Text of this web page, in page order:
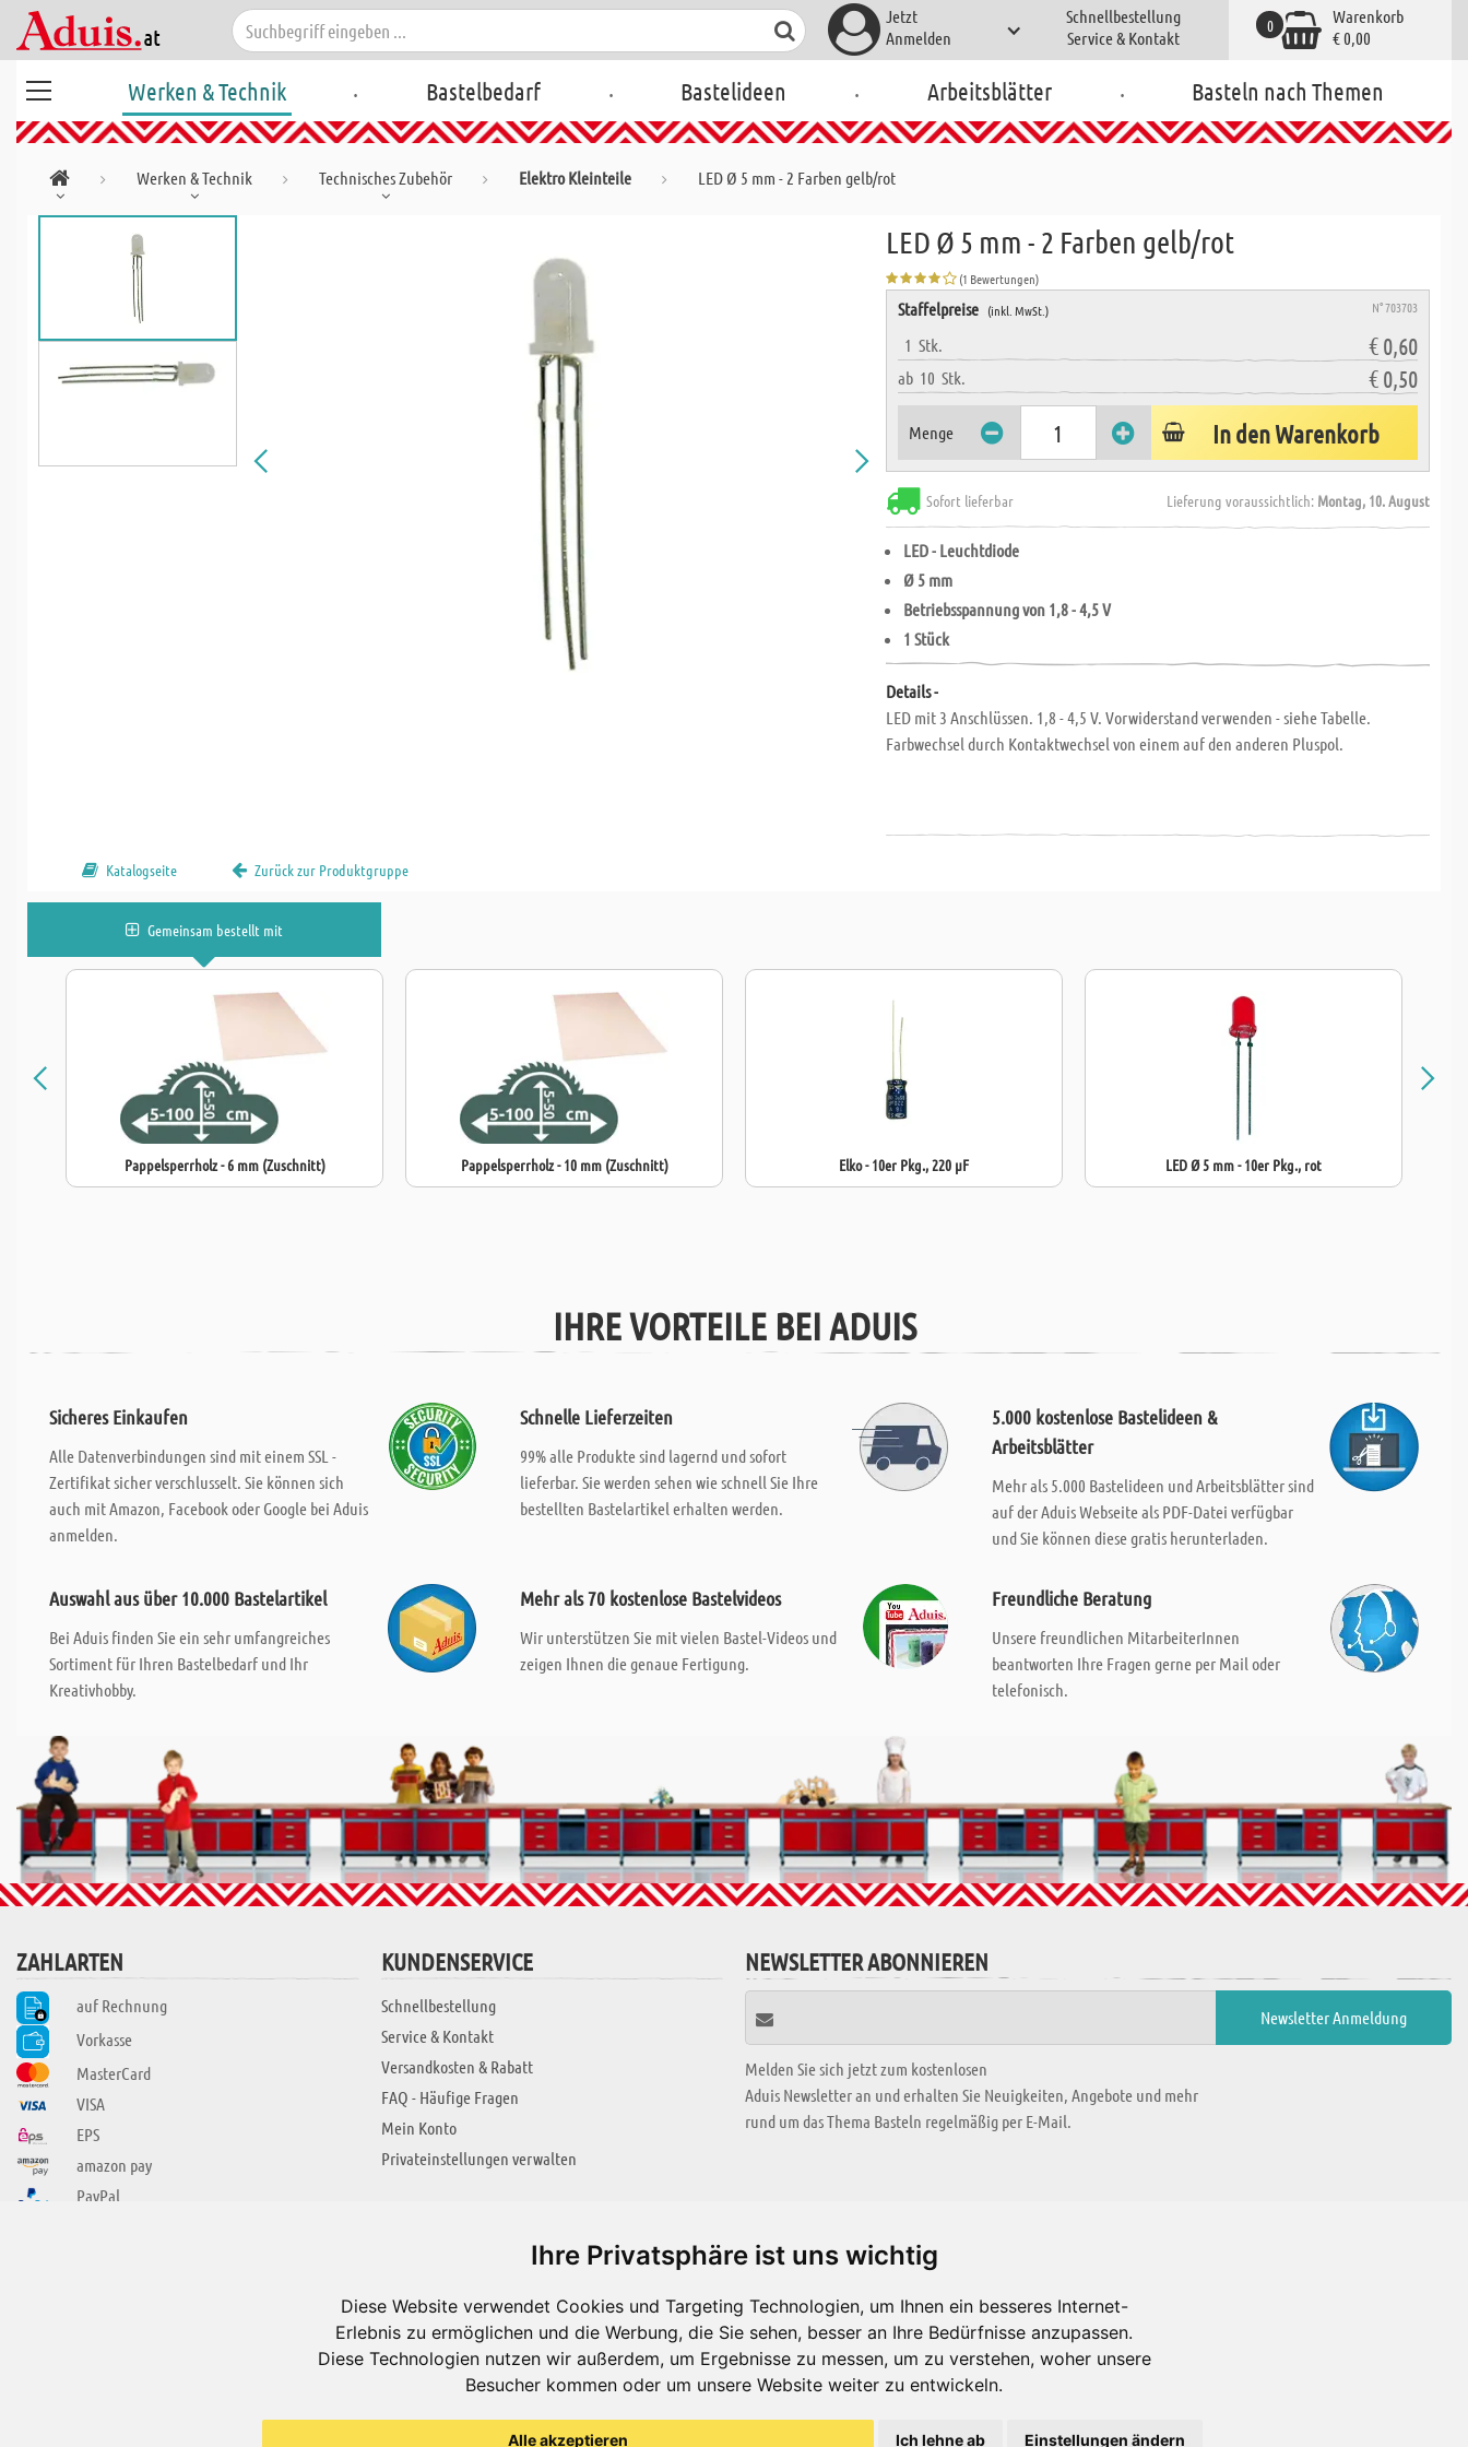
Ihre Privatsphäre ist uns wichtig
Diese Website verwendet Cookies und Targeting Technologien, um Ihnen ein besseres Internet-
Erlebnis zu ermöglichen und die Werbung, die Sie sehen, besser an Ihre Bedürfnisse anzupassen.
Diese Technologien nutzen wir außerdem, um Ergebnisse zu messen, um zu verstehen, woher unsere
Besucher kommen oder um unsere Website weiter zu entwickeln.
Alle akzeptieren Ich lehne ab Einstellungen ändern
Jetzt
Anmelden
Schnellbestellung
Service & Kontakt
Warenkorb
€ 0,00
0
Werken & Technik . Bastelbedarf . Bastelideen . Arbeitsblätter . Basteln nach Themen
Werken & Technik Technisches Zubehör Elektro Kleinteile LED Ø 5 mm - 2 Farben gelb/rot
LED Ø 5 mm - 2 Farben gelb/rot
(1 Bewertungen)
Staffelpreise (inkl. MwSt.) N° 703703
1Stk. € 0,60
ab 10Stk. € 0,50
Menge In den Warenkorb
Sofort lieferbar Lieferung voraussichtlich: Montag, 10. August
LED - Leuchtdiode
Ø 5 mm
Betriebsspannung von 1,8 - 4,5 V
1 Stück
Details -
LED mit 3 Anschlüssen. 1,8 - 4,5 V. Vorwiderstand verwenden - siehe Tabelle.
Farbwechsel durch Kontaktwechsel von einem auf den anderen Pluspol.
Katalogseite Zurück zur Produktgruppe
Gemeinsam bestellt mit
Pappelsperrholz - 6 mm (Zuschnitt) Pappelsperrholz - 10 mm (Zuschnitt) Elko - 10er Pkg., 220 µF LED Ø 5 mm - 10er Pkg., rot
IHRE VORTEILE BEI ADUIS
Sicheres Einkaufen
Alle Datenverbindungen sind mit einem SSL -
Zertifikat sicher verschlusselt. Sie können sich
auch mit Amazon, Facebook oder Google bei Aduis
anmelden.
Schnelle Lieferzeiten
99% alle Produkte sind lagernd und sofort
lieferbar. Sie werden sehen wie schnell Sie Ihre
bestellten Bastelartikel erhalten werden.
5.000 kostenlose Bastelideen &
Arbeitsblätter
Mehr als 5.000 Bastelideen und Arbeitsblätter sind
auf der Aduis Webseite als PDF-Datei verfügbar
und Sie können diese gratis herunterladen.
Auswahl aus über 10.000 Bastelartikel
Bei Aduis finden Sie ein sehr umfangreiches
Sortiment für Ihren Bastelbedarf und Ihr
Kreativhobby.
Mehr als 70 kostenlose Bastelvideos
Wir unterstützen Sie mit vielen Bastel-Videos und
zeigen Ihnen die genaue Fertigung.
Freundliche Beratung
Unsere freundlichen MitarbeiterInnen
beantworten Ihre Fragen gerne per Mail oder
telefonisch.
ZAHLARTEN
auf Rechnung
Vorkasse
MasterCard
VISA
EPS
amazon pay
PayPal
KUNDENSERVICE
Schnellbestellung
Service & Kontakt
Versandkosten & Rabatt
FAQ - Häufige Fragen
Mein Konto
Privateinstellungen verwalten
NEWSLETTER ABONNIEREN
Melden Sie sich jetzt zum kostenlosen
Aduis Newsletter an und erhalten Sie Neuigkeiten, Angebote und mehr
rund um das Thema Basteln regelmäßig per E-Mail.
Jobs
Impressum
Datenschutzerklärung
KREATIV ZONE
Alle Videos
Bastelideen
Arbeitsblätter
Es gibt uns auch in